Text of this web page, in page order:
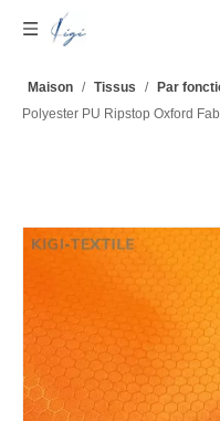
Maison / Tissus / Par
Polyester PU Ripstop Oxford